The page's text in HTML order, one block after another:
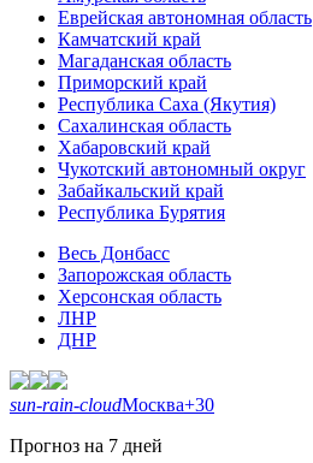
Еврейская автономная область
Камчатский край
Магаданская область
Приморский край
Республика Саха (Якутия)
Сахалинская область
Хабаровский край
Чукотский автономный округ
Забайкальский край
Республика Бурятия
Весь Донбасс
Запорожская область
Херсонская область
ЛНР
ДНР
sun-rain-cloudМосква+30
Прогноз на 7 дней